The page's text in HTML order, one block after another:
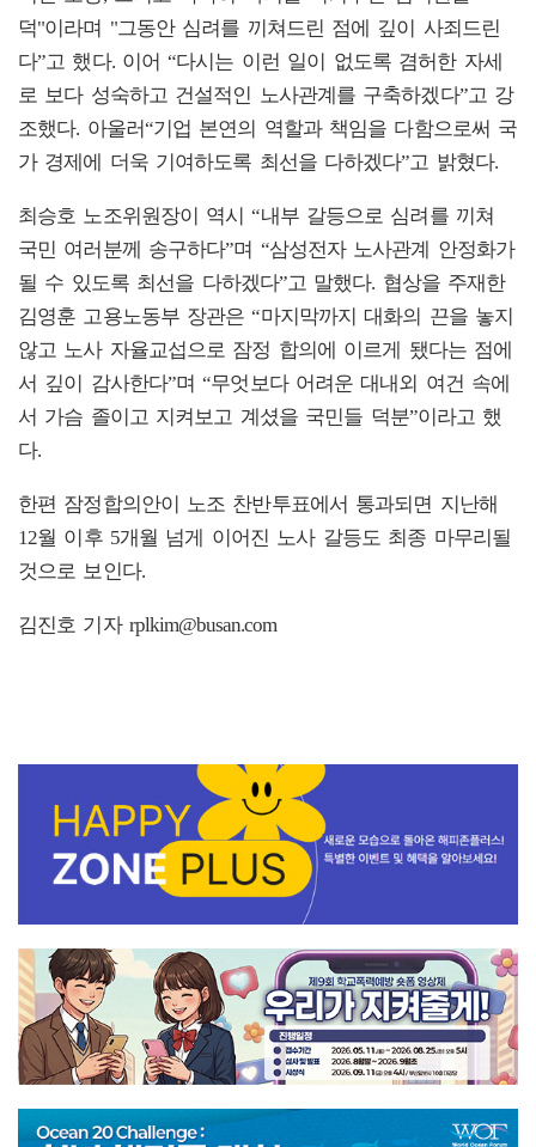
덕"이라며 "그동안 심려를 끼쳐드린 점에 깊이 사죄드린
다”고 했다. 이어 “다시는 이런 일이 없도록 겸허한 자세
로 보다 성숙하고 건설적인 노사관계를 구축하겠다”고 강
조했다. 아울러“기업 본연의 역할과 책임을 다함으로써 국
가 경제에 더욱 기여하도록 최선을 다하겠다”고 밝혔다.
최승호 노조위원장이 역시 “내부 갈등으로 심려를 끼쳐
국민 여러분께 송구하다”며 “삼성전자 노사관계 안정화가
될 수 있도록 최선을 다하겠다”고 말했다. 협상을 주재한
김영훈 고용노동부 장관은 “마지막까지 대화의 끈을 놓지
않고 노사 자율교섭으로 잠정 합의에 이르게 됐다는 점에
서 깊이 감사한다”며 “무엇보다 어려운 대내외 여건 속에
서 가슴 졸이고 지켜보고 계셨을 국민들 덕분”이라고 했
다.
한편 잠정합의안이 노조 찬반투표에서 통과되면 지난해
12월 이후 5개월 넘게 이어진 노사 갈등도 최종 마무리될
것으로 보인다.
김진호 기자 rplkim@busan.com